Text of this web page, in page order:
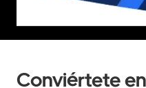
Conviértete